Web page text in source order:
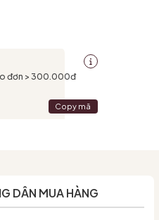
đơn > 300.000đ
Copy mã
DẪN MUA HÀNG